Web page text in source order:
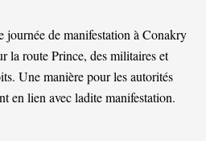
journée de manifestation à Conakry
la route Prince, des militaires et
Une manière pour les autorités
en lien avec ladite manifestation.